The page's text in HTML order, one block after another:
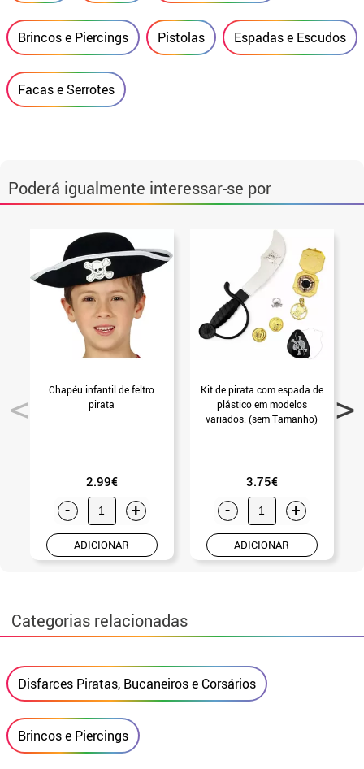
Brincos e Piercings Pistolas Espadas e Escudos
Facas e Serrotes
Poderá igualmente interessar-se por
Chapéu infantil de feltro
pirata
2.99€
- +
ADICIONAR
Kit de pirata com espada de
plástico em modelos
variados. (sem Tamanho)
3.75€
- +
ADICIONAR
Categorias relacionadas
Disfarces Piratas, Bucaneiros e Corsários
Brincos e Piercings